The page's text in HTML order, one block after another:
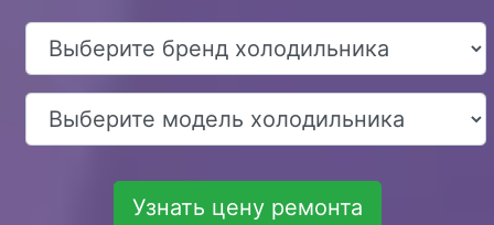
Узнать цену ремонта